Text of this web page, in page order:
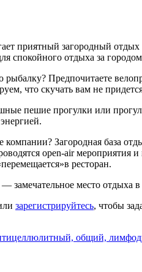
приятный загородный
спокойного отдыха за
Предпочитаете
что скучать вам не
пешие прогулки или
Загородная база
open-air
ресторан.
замечательное место отдыха
зарегистрируйтесь, чтобы
общий,